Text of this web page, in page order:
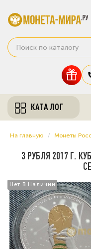
КАТАЛОГ
На главную Монеты
3 РУБЛЯ 2017 Г.
Нет В Наличии
Нет В Наличии